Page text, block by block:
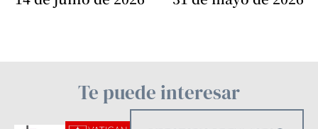
Te puede interesar